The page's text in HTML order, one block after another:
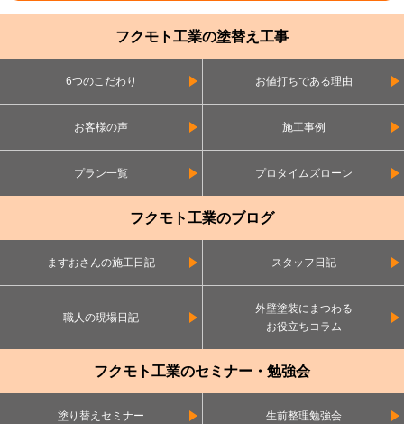
フクモト工業の塗替え工事
6つのこだわり お値打ちである理由
お客様の声 施工事例
プラン一覧 プロタイムズローン
フクモト工業のブログ
ますおさんの施工日記 スタッフ日記
職人の現場日記
外壁塗装にまつわる
お役立ちコラム
フクモト工業のセミナー・勉強会
塗り替えセミナー 生前整理勉強会